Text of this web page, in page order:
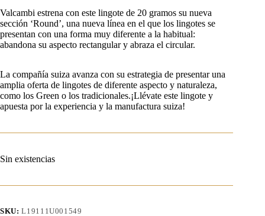
Valcambi estrena con este lingote de 20 gramos su nueva
sección ‘Round’, una nueva línea en el que los lingotes se
presentan con una forma muy diferente a la habitual:
abandona su aspecto rectangular y abraza el circular.
La compañía suiza avanza con su estrategia de presentar una
amplia oferta de lingotes de diferente aspecto y naturaleza,
como los Green o los tradicionales.¡Llévate este lingote y
apuesta por la experiencia y la manufactura suiza!
Sin existencias
SKU:L19111U001549